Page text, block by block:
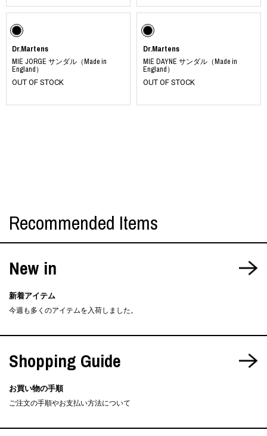
Dr.Martens
MIE JORGE サンダル（Made in
England）
OUT OF STOCK
Dr.Martens
MIE DAYNE サンダル（Made in
England）
OUT OF STOCK
Recommended Items
New in
新着アイテム
今週も多くのアイテムを入荷しました。
Shopping Guide
お買い物の手順
ご注文の手順やお支払い方法について